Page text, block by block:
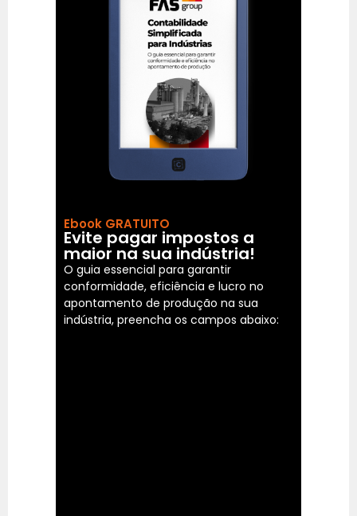
Ebook GRATUITO
Evite pagar impostos a
maior na sua indústria!
O guia essencial para garantir
conformidade, eficiência e lucro no
apontamento de produção na sua
indústria, preencha os campos abaixo: